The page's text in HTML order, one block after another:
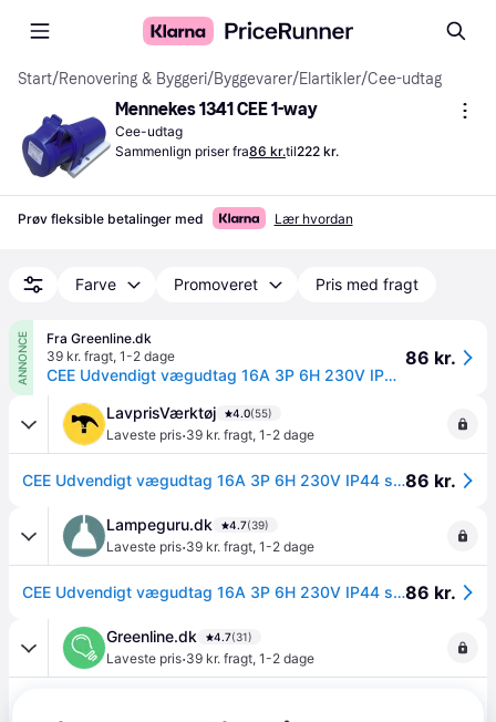
Start/Renovering & Byggeri/Byggevarer/Elartikler/Cee-udtag
Mennekes 1341 CEE 1-way
Cee-udtag
Sammenlign priser fra86 kr.til222 kr.
Prøv fleksible betalinger med Lær hvordan
Farve Promoveret Pris med fragt
ANNONCE
Fra Greenline.dk
39 kr. fragt, 1-2 dage
CEE Udvendigt vægudtag 16A 3P 6H 230V IP44 skrueløs
86 kr.
LavprisVærktøj 4.0(55)
Laveste pris·39 kr. fragt, 1-2 dage
CEE Udvendigt vægudtag 16A 3P 6H 230V IP44 skrueløs86 kr.
Lampeguru.dk 4.7(39)
Laveste pris·39 kr. fragt, 1-2 dage
CEE Udvendigt vægudtag 16A 3P 6H 230V IP44 skrueløs86 kr.
Greenline.dk 4.7(31)
Laveste pris·39 kr. fragt, 1-2 dage